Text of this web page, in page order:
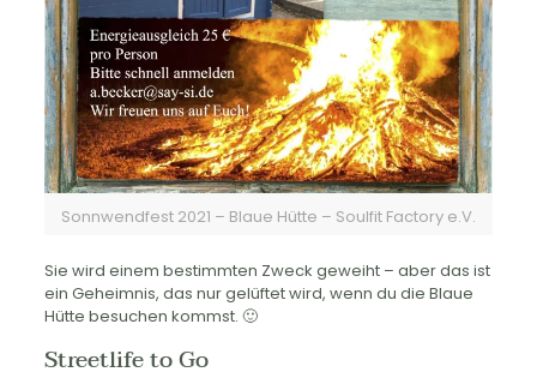
Sonnwendfest 2021 – Blaue Hütte – Soulfit Factory e.V.
Sie wird einem bestimmten Zweck geweiht – aber das ist
ein Geheimnis, das nur gelüftet wird, wenn du die Blaue
Hütte besuchen kommst. 🙂
Streetlife to Go